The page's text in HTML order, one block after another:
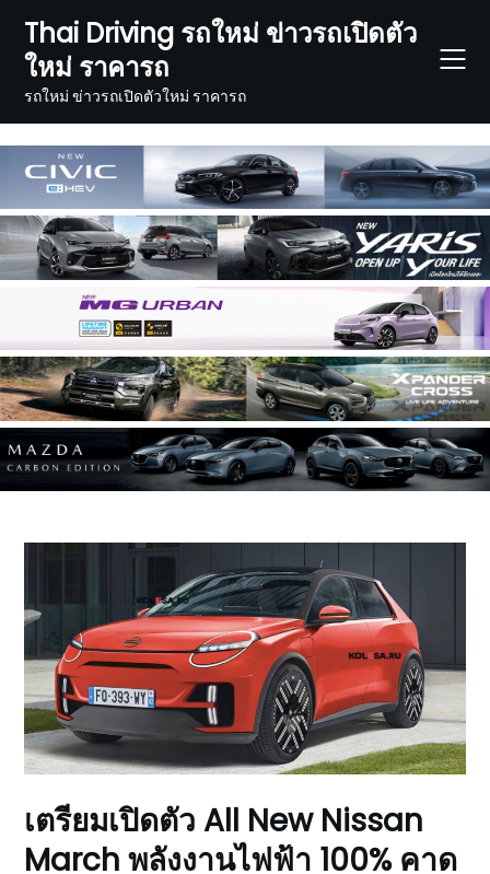
content
Thai Driving รถใหม่ ข่าวรถเปิดตัว
ใหม่ ราคารถ
รถใหม่ ข่าวรถเปิดตัวใหม่ ราคารถ
เตรียมเปิดตัว All New Nissan
March พลังงานไฟฟ้า 100% คาด